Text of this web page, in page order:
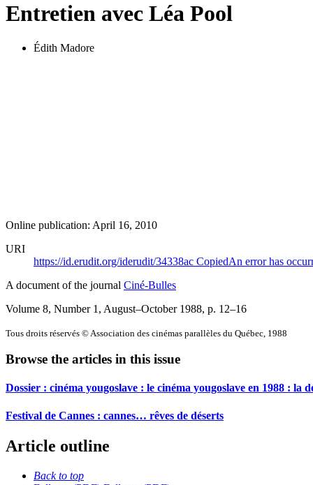
Entretien avec Léa Pool
Édith Madore
Online publication: April 16, 2010
URI
https://id.erudit.org/iderudit/34338ac CopiedAn error has
A document of the journal Ciné-Bulles
Volume 8, Number 1, August–October 1988, p. 12–16
Tous droits réservés © Association des cinémas parallèles du Québec, 1988
Browse the articles in this issue
Dossier : cinéma yougoslave : le cinéma yougoslave en 1988 : la
Festival de Cannes : cannes… rêves de déserts
Article outline
Back to top